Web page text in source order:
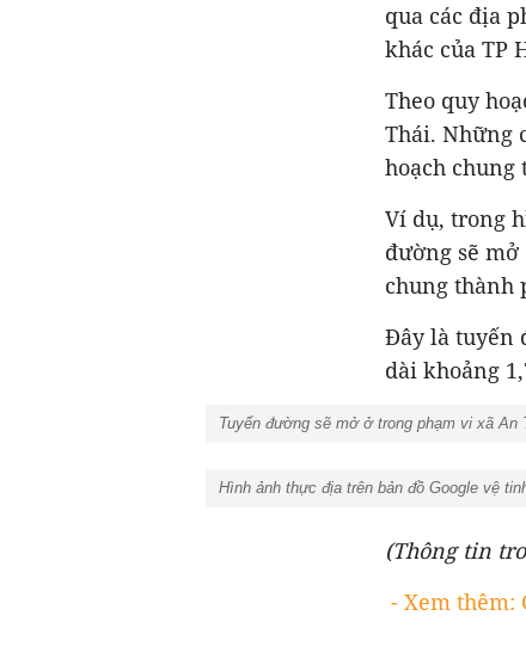
qua các địa
khác của TP
Theo quy
Thái. Những
hoạch chung
Ví dụ, trong
đường sẽ
chung thành
Đây là tuyến
dài khoảng
Tuyến đường sẽ mở ở trong phạm vi xã An
Hình ảnh thực địa trên bản đồ Google vệ
(Thông tin
- Xem thêm: